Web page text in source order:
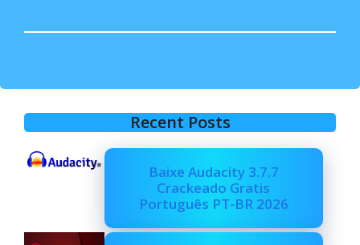
Recent Posts
Baixe Audacity 3.7.7
Crackeado Gratis
Português PT-BR 2026